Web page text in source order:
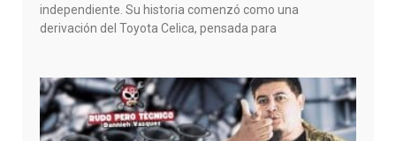
independiente. Su historia comenzó como una
derivación del Toyota Celica, pensada para